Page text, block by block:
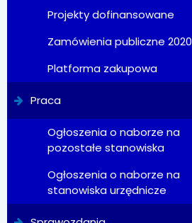
Projekty dofinansowane
Zamówienia publiczne 2020
Platforma zakupowa
Praca
Ogłoszenia o naborze na
pozostałe stanowiska
Ogłoszenia o naborze na
stanowiska urzędnicze